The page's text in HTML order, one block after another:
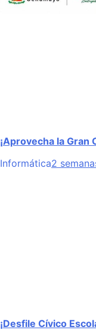
¡Aprovecha la Gran
Informática2
¡Desfile Cívico